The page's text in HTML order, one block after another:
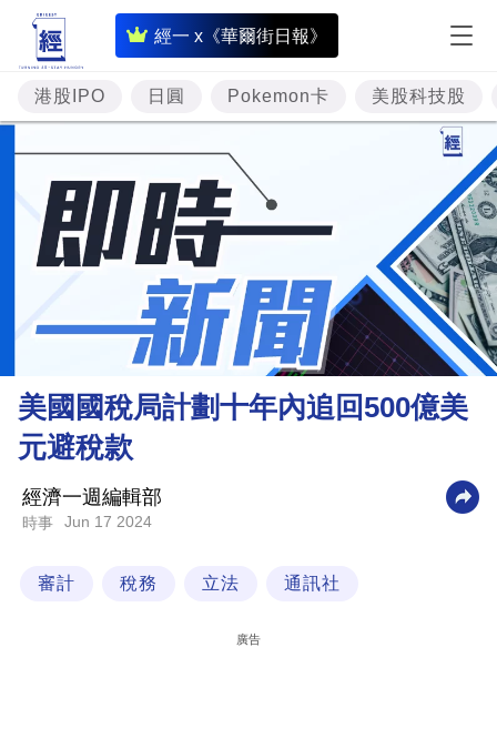
經一 x《華爾街日報》
即
時
財
經
專
題
投
資
樓
市
財
業
科
港股IPO 日圓 Pokemon卡 美股科技股
美國國稅局計劃十年內追回500億美
元避稅款
經濟一週編輯部
時事 Jun 17 2024
審計 稅務 立法 通訊社
廣告